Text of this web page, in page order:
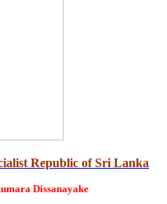
Republic of Sri Lanka
Dissanayake